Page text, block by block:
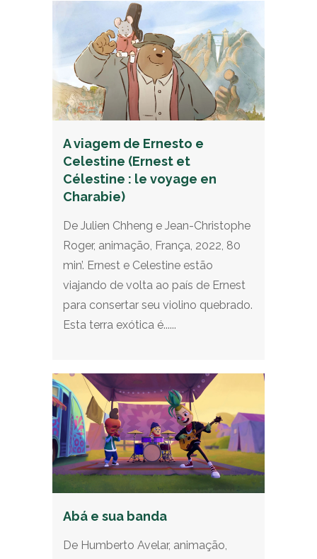
A viagem de Ernesto e
Celestine (Ernest et
Célestine : le voyage en
Charabie)
De Julien Chheng e Jean-Christophe
Roger, animação, França, 2022, 80
min’. Ernest e Celestine estão
viajando de volta ao país de Ernest
para consertar seu violino quebrado.
Esta terra exótica é......
Abá e sua banda
De Humberto Avelar, animação,